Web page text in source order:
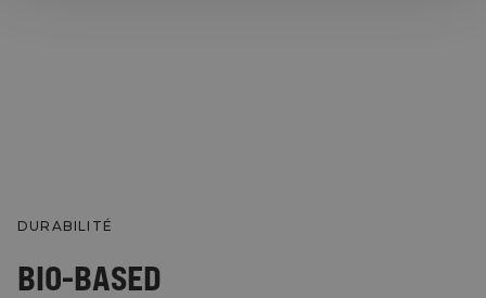
DURABILITÉ
BIO-BASED